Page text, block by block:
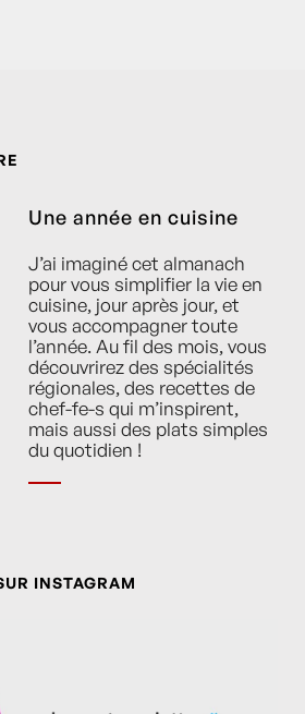
Une année en cuisine
J’ai imaginé cet almanach
pour vous simplifier la vie en
cuisine, jour après jour, et
vous accompagner toute
l’année. Au fil des mois, vous
découvrirez des spécialités
régionales, des recettes de
chef-fe-s qui m’inspirent,
mais aussi des plats simples
du quotidien !
INSTAGRAM